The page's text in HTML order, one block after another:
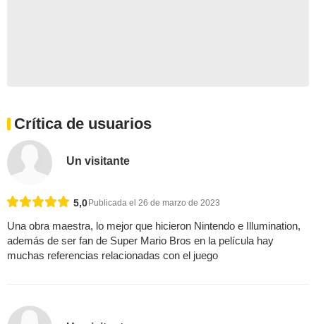
Crítica de usuarios
Un visitante
5,0 Publicada el 26 de marzo de 2023
Una obra maestra, lo mejor que hicieron Nintendo e Illumination,
además de ser fan de Super Mario Bros en la película hay
muchas referencias relacionadas con el juego